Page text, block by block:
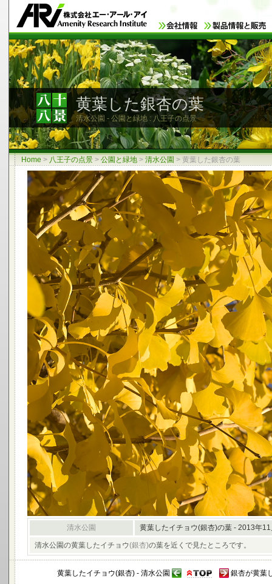
黄葉した銀杏の葉
清水公園 - 公園と緑地 : 八王子の点景
Home > 八王子の点景 > 公園と緑地 > 清水公園 > 黄葉した銀杏の葉
清水公園 黄葉したイチョウ(銀杏)の葉 - 2013年
清水公園の黄葉したイチョウ(銀杏)の葉を近くで見たところです。
黄葉したイチョウ(銀杏) - 清水公園 銀杏が黄葉